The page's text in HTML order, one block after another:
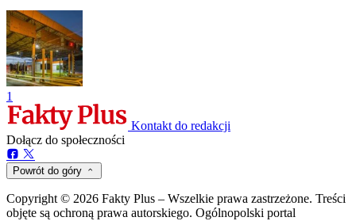
1
Kontakt do redakcji
Dołącz do społeczności
Powrót do góry
Copyright © 2026 Fakty Plus – Wszelkie prawa zastrzeżone. Treści
objęte są ochroną prawa autorskiego. Ogólnopolski portal